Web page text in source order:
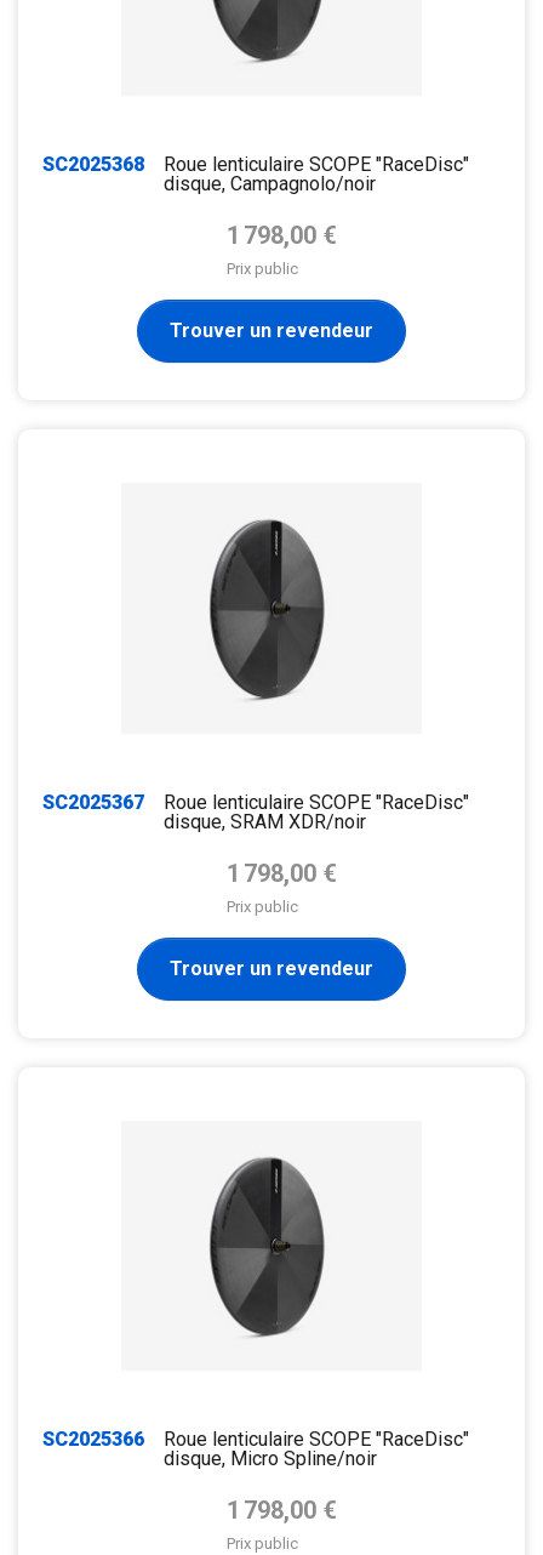
SC2025368
Roue lenticulaire SCOPE "RaceDisc"
disque, Campagnolo/noir
Prix de base
1 798,00 €
Prix public
Trouver un revendeur
SC2025367
Roue lenticulaire SCOPE "RaceDisc"
disque, SRAM XDR/noir
Prix de base
1 798,00 €
Prix public
Trouver un revendeur
SC2025366
Roue lenticulaire SCOPE "RaceDisc"
disque, Micro Spline/noir
Prix de base
1 798,00 €
Prix public